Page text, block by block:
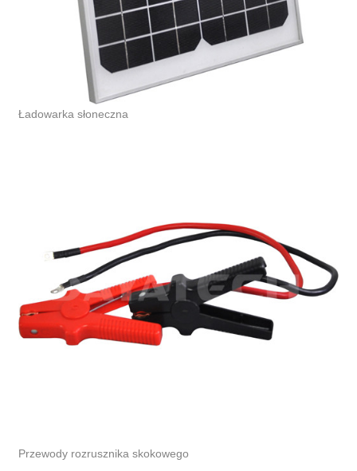
Ładowarka słoneczna
Przewody rozrusznika skokowego